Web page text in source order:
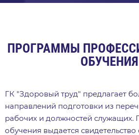
ПРОГРАММЫ
ОБУЧЕНИЯ
ГК "Здоровый труд" предлагает
направлений подготовки из
рабочих и должностей служащих.
обучения выдается